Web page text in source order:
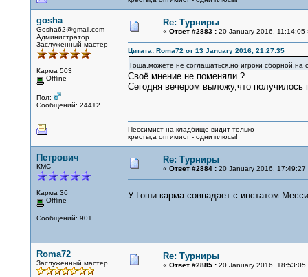
gosha
Gosha62@gmail.com
Администратор
Заслуженный мастер
Карма 503
Offline
Пол:
Сообщений: 24412
Re: Турниры
« Ответ #2883 :20 January 2016, 11:14:05
Цитата: Roma72 от 13 January 2016, 21:27:35
Гоша,можете не соглашаться,но игроки сборной,на
Своё мнение не поменяли ?
Сегодня вечером выложу,что получилось
Пессимист на кладбище видит только
кресты,а оптимист - одни плюсы!
Петрович
КМС
Карма 36
Offline
Сообщений: 901
Re: Турниры
« Ответ #2884 :20 January 2016, 17:49:27
У Гоши карма совпадает с инстатом
Roma72
Заслуженный мастер
Re: Турниры
« Ответ #2885 :20 January 2016, 18:53:05